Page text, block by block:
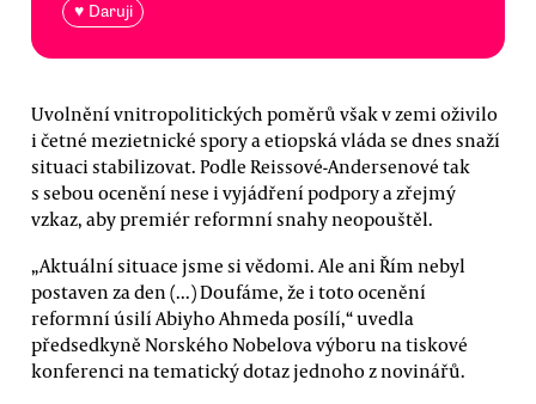
♥ Daruji
Uvolnění vnitropolitických poměrů však v zemi oživilo
i četné mezietnické spory a etiopská vláda se dnes snaží
situaci stabilizovat. Podle Reissové-Andersenové tak
s sebou ocenění nese i vyjádření podpory a zřejmý
vzkaz, aby premiér reformní snahy neopouštěl.
„Aktuální situace jsme si vědomi. Ale ani Řím nebyl
postaven za den (...) Doufáme, že i toto ocenění
reformní úsilí Abiyho Ahmeda posílí,“ uvedla
předsedkyně Norského Nobelova výboru na tiskové
konferenci na tematický dotaz jednoho z novinářů.